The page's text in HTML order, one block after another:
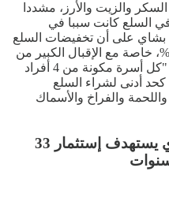
والزيت والأرز، مشددا
السلع كانت سببا في
بشاي على أن تخفيضات السلع
في أسواق اليوم الواحد تصل إلى 30%، خاصة مع الإقبال الكبير من
المواطنين على السلع. وإختتم قائلا: "كل أسرة مكونة من 4 أفراد
إلى 10 آلاف جنيه كحد أدنى لشراء السلع
والفراخ والأسماك
صندوق إضافة فينشر السعودي يستهدف إستثمار 33